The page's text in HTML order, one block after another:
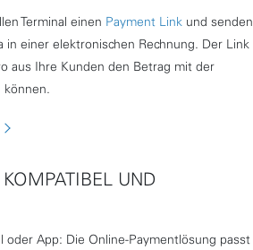
Terminal einen Payment Link und senden
einer elektronischen Rechnung. Der Link
aus Ihre Kunden den Betrag mit der
können.
UND
App: Die Online-Paymentlösung passt